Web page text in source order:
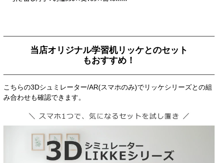
当店オリジナル学習机リッケとのセット
もおすすめ！
こちらの3Dシュミレーター/AR(スマホのみ)でリッケシリーズとの組
み合わせも確認できます。